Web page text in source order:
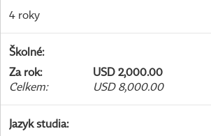
4 roky
Školné:
Za rok:
USD 2,000.00
Celkem: USD 8,000.00
Jazyk studia: